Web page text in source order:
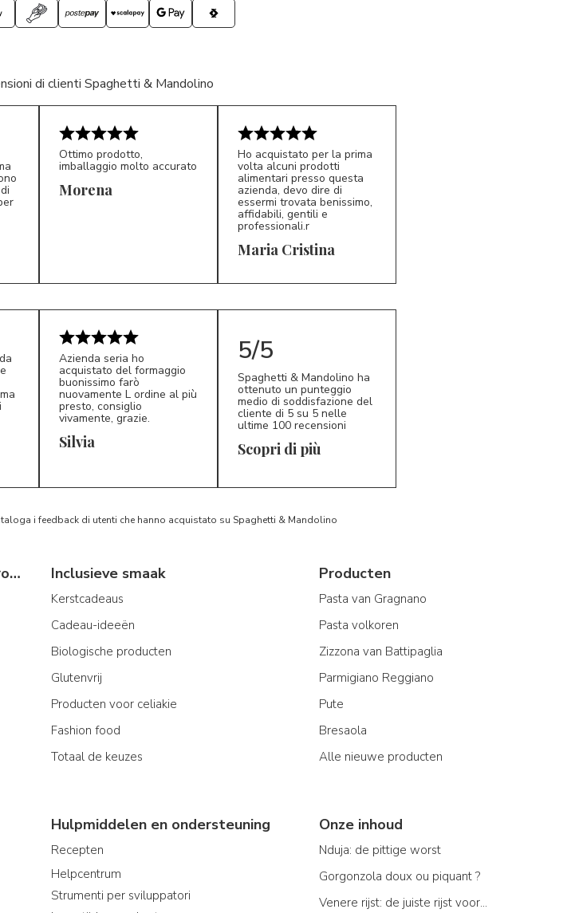
di clienti Spaghetti & Mandolino
Ottimo prodotto,
imballaggio molto accurato
Morena
MC 5/5
Ho acquistato per la prima
volta alcuni prodotti
alimentari presso questa
azienda, devo dire di
essermi trovata benissimo,
affidabili, gentili e
professionali.r
Maria Cristina
S*
Azienda seria ho
acquistato del formaggio
buonissimo farò
nuovamente L ordine al più
presto, consiglio
vivamente, grazie.
Silvia
5/5
Spaghetti & Mandolino ha
ottenuto un punteggio
medio di soddisfazione del
cliente di 5 su 5 nelle
ultime 100 recensioni
Scopri di più
i feedback di utenti che hanno acquistato su Spaghetti & Mandolino
Typische regionale Italiaanse producten Inclusieve smaak
Kerstcadeaus
Cadeau-ideeën
Biologische producten
Glutenvrij
Producten voor celiakie
Fashion food
Totaal de keuzes
Producten
Pasta van Gragnano
Pasta volkoren
Zizzona van Battipaglia
Parmigiano Reggiano
Pute
Bresaola
Alle nieuwe producten
Hulpmiddelen en ondersteuning
Recepten
Helpcentrum
Strumenti per sviluppatori
Onze inhoud
Nduja: de pittige worst
Gorgonzola doux ou piquant ?
Venere rijst: de juiste rijst voor...